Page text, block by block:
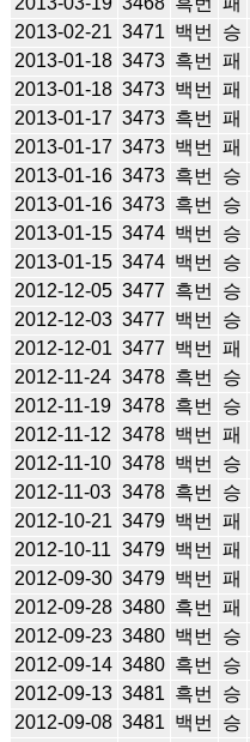
2013-02-21 3471 백번 승
2013-01-18 3473 흑번 패
2013-01-18 3473 백번 패
2013-01-17 3473 흑번 패
2013-01-17 3473 백번 패
2013-01-16 3473 흑번 승
2013-01-16 3473 흑번 승
2013-01-15 3474 백번 승
2013-01-15 3474 백번 승
2012-12-05 3477 흑번 승
2012-12-03 3477 백번 승
2012-12-01 3477 백번 패
2012-11-24 3478 흑번 승
2012-11-19 3478 흑번 승
2012-11-12 3478 백번 패
2012-11-10 3478 백번 승
2012-11-03 3478 흑번 승
2012-10-21 3479 백번 패
2012-10-11 3479 백번 패
2012-09-30 3479 백번 패
2012-09-28 3480 흑번 패
2012-09-23 3480 백번 승
2012-09-14 3480 흑번 승
2012-09-13 3481 흑번 승
2012-09-08 3481 백번 승